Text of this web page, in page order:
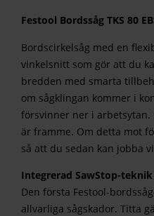
Festool Bordssåg TKS 80
Bordscirkelsåg med en
vinkelsnitt som gör att du
bredden med smarta
om sågklingan kommer i
försvinner ner i
är framme. Om detta mot
så att du sedan kan jobba
Integrerad SawStop-teknik
Den första Festool-
allvarliga sågskador. Titta